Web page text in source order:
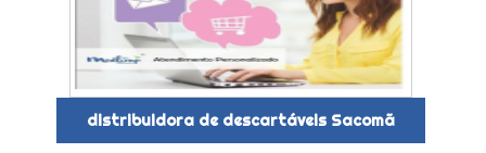
distribuidora de descartáveis Sacomã